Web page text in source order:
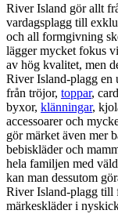
River Island gör allt
vardagsplagg till
och all formgivning
lägger mycket fokus
av hög kvalitet, men
River Island-plagg en
från tröjor, toppar,
byxor, klänningar,
accessoarer och
gör märket även mer
bebiskläder och
hela familjen med
kan man dessutom
River Island-plagg till
märkeskläder i